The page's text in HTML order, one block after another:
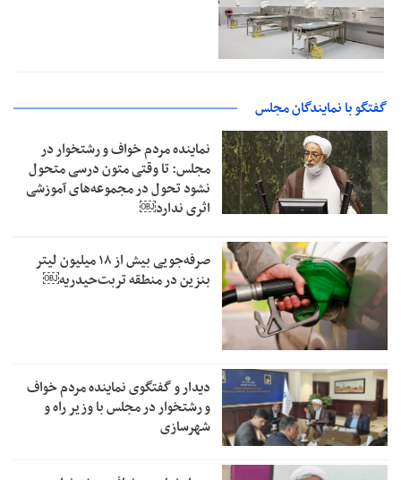
گفتگو با نمایندگان مجلس
نماینده مردم خواف و رشتخوار در
مجلس: تا وقتی متون درسی متحول
نشود تحول در مجموعه‌های آموزشی
اثری ندارد￼
صرفه‌جویی بیش از ۱۸ میلیون لیتر
بنزین در منطقه تربت‌حیدریه￼
دیدار و گفتگوی نماینده مردم خواف
و رشتخوار در مجلس با وزیر راه و
شهرسازی